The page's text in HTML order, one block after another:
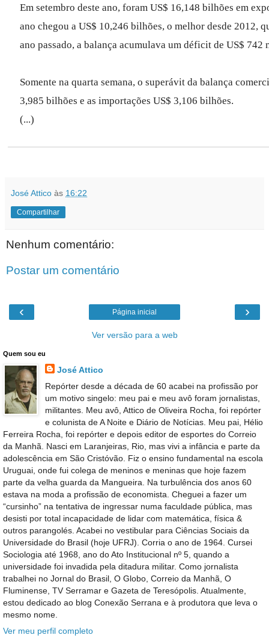
Em setembro deste ano, foram US$ 16,148 bilhões em
ano chegou a US$ 10,246 bilhões, o melhor desde 2012,
ano passado, a balança acumulava um déficit de US$ 742
Somente na quarta semana, o superávit da balança
3,985 bilhões e as importações US$ 3,106 bilhões.
(...)
José Attico às 16:22
Compartilhar
Nenhum comentário:
Postar um comentário
‹ ›
Página inicial
Ver versão para a web
Quem sou eu
José Attico
Repórter desde a década de 60 acabei na profissão por
um motivo singelo: meu pai e meu avô foram jornalistas,
militantes. Meu avô, Attico de Oliveira Rocha, foi repórter
e colunista de A Noite e Diário de Notícias. Meu pai, Hélio
Ferreira Rocha, foi repórter e depois editor de esportes do Correio
da Manhã. Nasci em Laranjeiras, Rio, mas vivi a infância e parte da
adolescência em São Cristóvão. Fiz o ensino fundamental na escola
Uruguai, onde fui colega de meninos e meninas que hoje fazem
parte da velha guarda da Mangueira. Na turbulência dos anos 60
estava na moda a profissão de economista. Cheguei a fazer um
“cursinho” na tentativa de ingressar numa faculdade pública, mas
desisti por total incapacidade de lidar com matemática, física &
outros parangolés. Acabei no vestibular para Ciências Sociais da
Universidade do Brasil (hoje UFRJ). Corria o ano de 1964. Cursei
Sociologia até 1968, ano do Ato Institucional nº 5, quando a
universidade foi invadida pela ditadura militar. Como jornalista
trabalhei no Jornal do Brasil, O Globo, Correio da Manhã, O
Fluminense, TV Serramar e Gazeta de Teresópolis. Atualmente,
estou dedicado ao blog Conexão Serrana e à produtora que leva o
mesmo nome.
Ver meu perfil completo